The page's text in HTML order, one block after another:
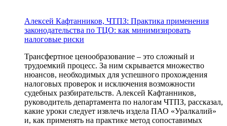
Алексей Кафтанников, ЧТПЗ: Практика применения
законодательства по ТЦО: как минимизировать
налоговые риски
Трансфертное ценообразование – это сложный и
трудоемкий процесс. За ним скрывается множество
нюансов, необходимых для успешного прохождения
налоговых проверок и исключения возможности
судебных разбирательств. Алексей Кафтанников,
руководитель департамента по налогам ЧТПЗ, рассказал,
какие уроки следует извлечь издела ПАО «Уралкалий»
и, как применять на практике метод сопоставимых